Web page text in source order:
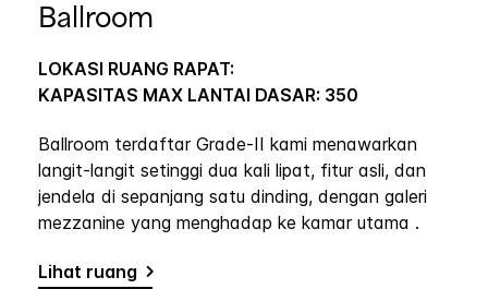
Ballroom
LOKASI RUANG RAPAT:
KAPASITAS MAX LANTAI DASAR: 350
Ballroom terdaftar Grade-II kami menawarkan
langit-langit setinggi dua kali lipat, fitur asli, dan
jendela di sepanjang satu dinding, dengan galeri
mezzanine yang menghadap ke kamar utama .
Lihat ruang